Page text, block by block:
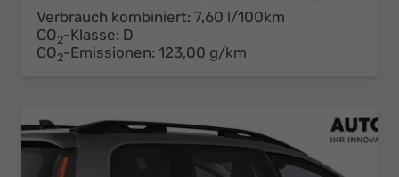
Verbrauch kombiniert: 7,60 l/100km
CO2-Klasse: D
CO2-Emissionen: 123,00 g/km